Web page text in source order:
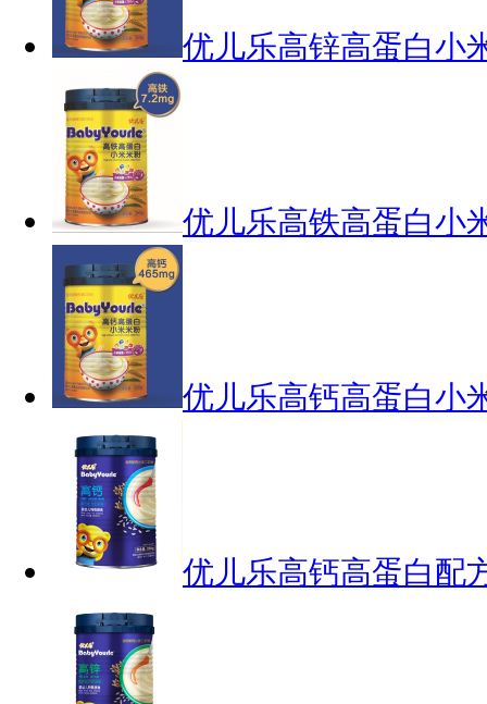
优儿乐高锌高蛋白小
优儿乐高铁高蛋白小
优儿乐高钙高蛋白小
优儿乐高钙高蛋白配